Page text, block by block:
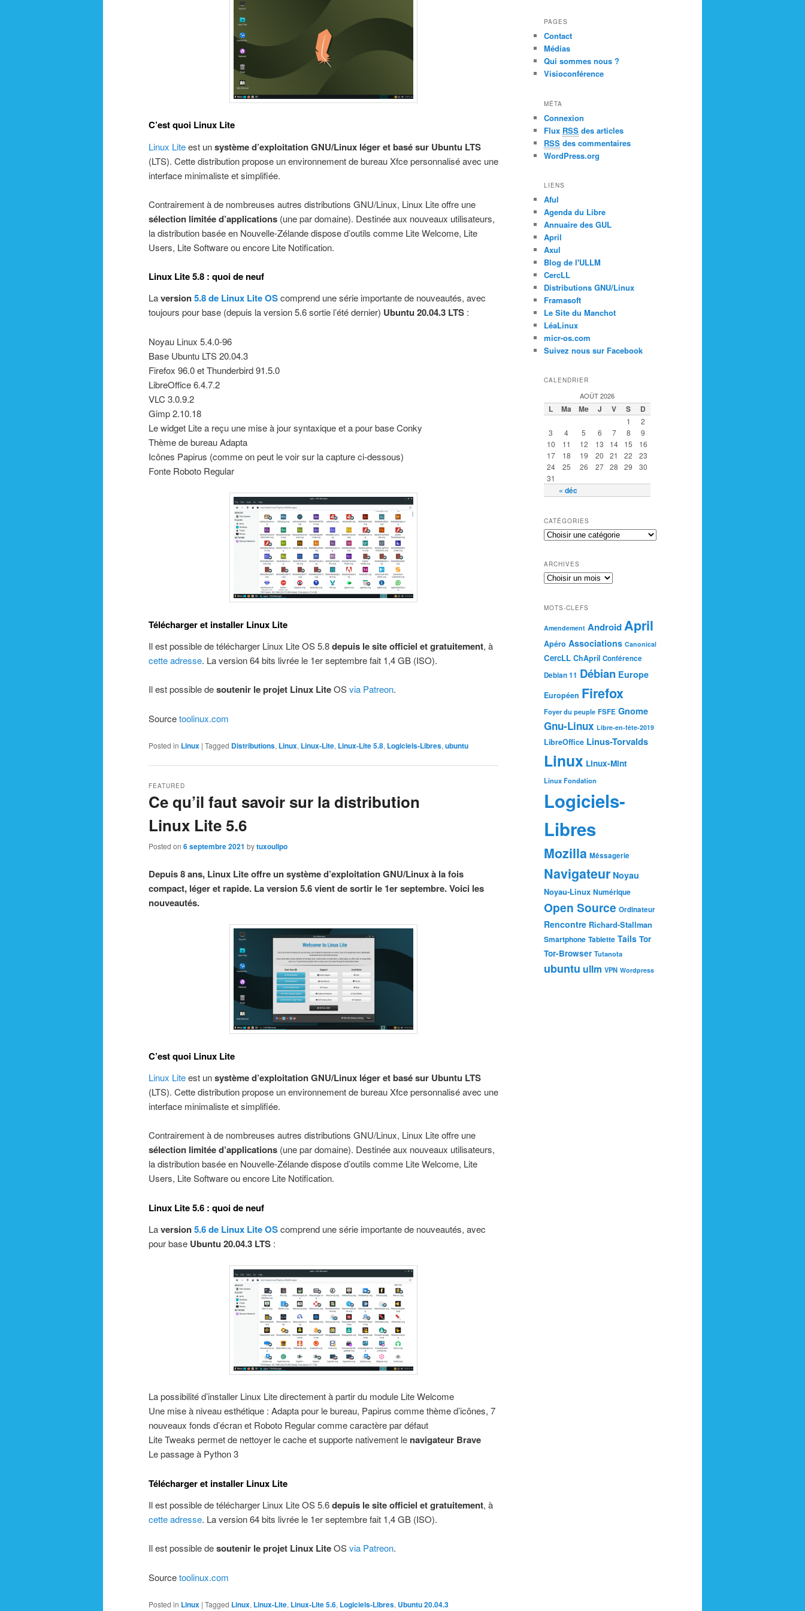
C’est quoi Linux Lite
Linux Liteest unsystème d’exploitation GNU/Linux léger et basé sur Ubuntu LTS
(LTS). Cette distribution propose un environnement de bureau Xfce personnalisé avec une
interface minimaliste et simplifiée.
Contrairement à de nombreuses autres distributions GNU/Linux, Linux Lite offre une
sélection limitée d’applications (une par domaine). Destinée aux nouveaux utilisateurs,
la distribution basée en Nouvelle-Zélande dispose d’outils comme Lite Welcome, Lite
Users, Lite Software ou encore Lite Notification.
Linux Lite 5.8 : quoi de neuf
Laversion5.8 de Linux Lite OScomprend une série importante de nouveautés, avec
toujours pour base (depuis la version 5.6 sortie l’été dernier) Ubuntu 20.04.3 LTS :
Noyau Linux 5.4.0-96
Base Ubuntu LTS 20.04.3
Firefox 96.0 et Thunderbird 91.5.0
LibreOffice 6.4.7.2
VLC 3.0.9.2
Gimp 2.10.18
Le widget Lite a reçu une mise à jour syntaxique et a pour base Conky
Thème de bureau Adapta
Icônes Papirus (comme on peut le voir sur la capture ci-dessous)
Fonte Roboto Regular
Télécharger et installer Linux Lite
Il est possible de télécharger Linux Lite OS 5.8depuis le site officiel et gratuitement, à
cette adresse. La version 64 bits livrée le 1er septembre fait 1,4 GB (ISO).
Il est possible desoutenir le projet Linux LiteOSvia Patreon.
Sourcetoolinux.com
Posted in Linux | Tagged Distributions, Linux, Linux-Lite, Linux-Lite 5.8, Logiciels-Libres, ubuntu
Ce qu’il faut savoir sur la distribution
Linux Lite 5.6
FEATURED
Posted on 6 septembre 2021 bytuxoulipo
Depuis 8 ans, Linux Lite offre un système d’exploitation GNU/Linux à la fois
compact, léger et rapide. La version 5.6 vient de sortir le 1er septembre. Voici les
nouveautés.
C’est quoi Linux Lite
Linux Liteest unsystème d’exploitation GNU/Linux léger et basé sur Ubuntu LTS
(LTS). Cette distribution propose un environnement de bureau Xfce personnalisé avec une
interface minimaliste et simplifiée.
Contrairement à de nombreuses autres distributions GNU/Linux, Linux Lite offre une
sélection limitée d’applications (une par domaine). Destinée aux nouveaux utilisateurs,
la distribution basée en Nouvelle-Zélande dispose d’outils comme Lite Welcome, Lite
Users, Lite Software ou encore Lite Notification.
Linux Lite 5.6 : quoi de neuf
Laversion5.6 de Linux Lite OScomprend une série importante de nouveautés, avec
pour base Ubuntu 20.04.3 LTS :
La possibilité d’installer Linux Lite directement à partir du module Lite Welcome
Une mise à niveau esthétique : Adapta pour le bureau, Papirus comme thème d’icônes, 7
nouveaux fonds d’écran et Roboto Regular comme caractère par défaut
Lite Tweaks permet de nettoyer le cache et supporte nativement le navigateur Brave
Le passage à Python 3
Télécharger et installer Linux Lite
Il est possible de télécharger Linux Lite OS 5.6depuis le site officiel et gratuitement, à
cette adresse. La version 64 bits livrée le 1er septembre fait 1,4 GB (ISO).
Il est possible desoutenir le projet Linux LiteOSvia Patreon.
Sourcetoolinux.com
Posted in Linux | Tagged Linux, Linux-Lite, Linux-Lite 5.6, Logiciels-Libres, Ubuntu 20.04.3
PAGES
Contact
Médias
Qui sommes nous ?
Visioconférence
MÉTA
Connexion
Flux RSS des articles
RSS des commentaires
WordPress.org
LIENS
Aful
Agenda du Libre
Annuaire des GUL
April
Axul
Blog de l'ULLM
CercLL
Distributions GNU/Linux
Framasoft
Le Site du Manchot
LéaLinux
micr-os.com
Suivez nous sur Facebook
CALENDRIER
AOÛT 2026
L Ma Me J V S D
« déc
1
2
3
4 5 6 7 8
9
10
11 12 13 14 15
16
17
18 19 20 21 22
23
24
25 26 27 28 29
30
31
CATÉGORIES
ARCHIVES
MOTS-CLEFS
Amendement AndroidApril
Apéro Associations Canonical
CercLL ChApril Conférence
Debian 11 Débian Europe
Européen Firefox
Foyer du peuple FSFE Gnome
Gnu-Linux Libre-en-fête-2019
LibreOffice Linus-Torvalds
Linux Linux-Mint
Linux Fondation
Logiciels-
Libres
Mozilla Méssagerie
Navigateur Noyau
Noyau-Linux Numérique
Open Source Ordinateur
Rencontre Richard-Stallman
Smartphone Tablette Tails Tor
Tor-Browser Tutanota
ubuntu ullm VPN Wordpress